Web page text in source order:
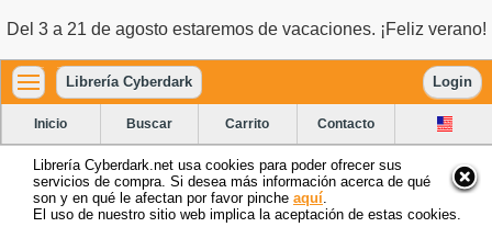
Del 3 a 21 de agosto estaremos de vacaciones. ¡Feliz verano!
Librería Cyberdark Login
Inicio Buscar Carrito Contacto
Librería Cyberdark.net usa cookies para poder ofrecer sus
servicios de compra. Si desea más información acerca de qué
son y en qué le afectan por favor pinche aquí
El uso de nuestro sitio web implica la aceptación de estas cookies.